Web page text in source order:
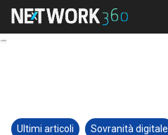
Ultimi articoli Sovranità digitale